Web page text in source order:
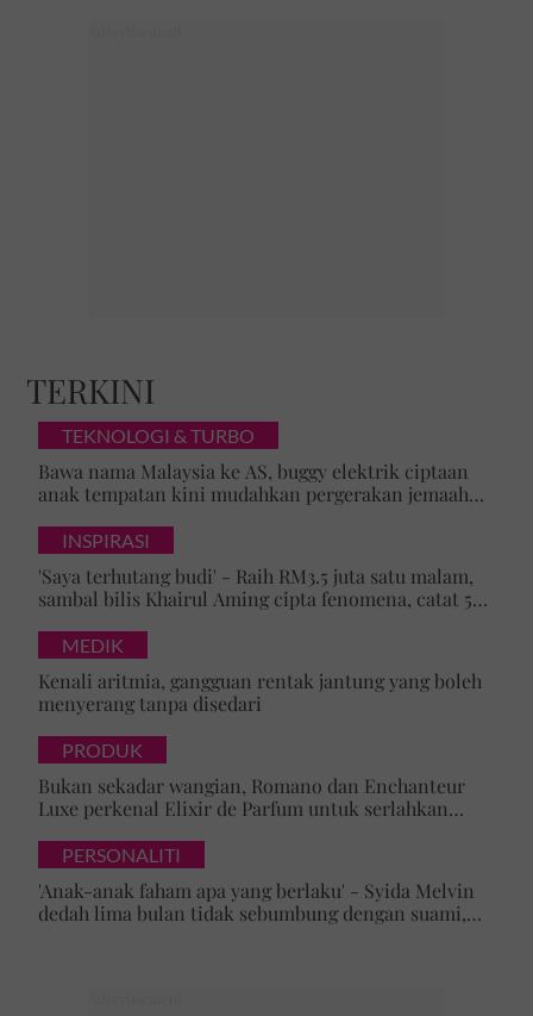
TERKINI
TEKNOLOGI & TURBO
Bawa nama Malaysia ke AS, buggy elektrik ciptaan
anak tempatan kini mudahkan pergerakan jemaah
INSPIRASI
'Saya terhutang budi' - Raih RM3.5 juta satu malam,
sambal bilis Khairul Aming cipta fenomena, catat 5
MEDIK
Kenali aritmia, gangguan rentak jantung yang boleh
menyerang tanpa disedari
PRODUK
Bukan sekadar wangian, Romano dan Enchanteur
Luxe perkenal Elixir de Parfum untuk serlahkan
PERSONALITI
'Anak-anak faham apa yang berlaku' - Syida Melvin
dedah lima bulan tidak sebumbung dengan suami,